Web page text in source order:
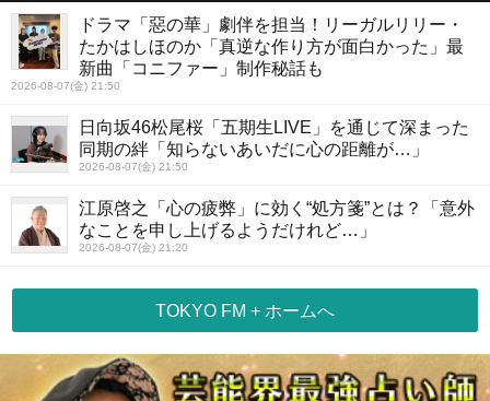
ドラマ「惡の華」劇伴を担当！リーガルリリー・
たかはしほのか「真逆な作り方が面白かった」最
新曲「コニファー」制作秘話も
2026-08-07(金) 21:50
日向坂46松尾桜「五期生LIVE」を通じて深まった
同期の絆「知らないあいだに心の距離が…」
2026-08-07(金) 21:50
江原啓之「心の疲弊」に効く“処方箋”とは？「意外
なことを申し上げるようだけれど…」
2026-08-07(金) 21:20
TOKYO FM + ホームへ